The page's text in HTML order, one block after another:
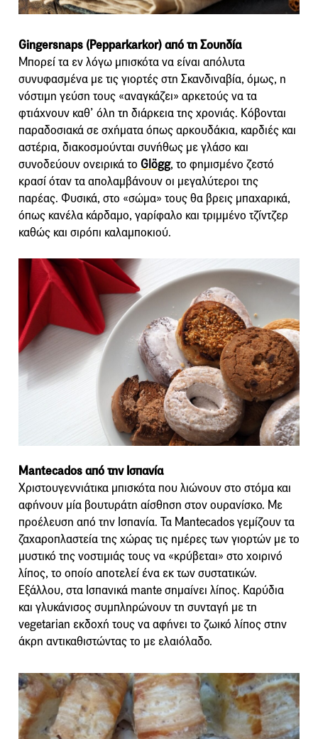
Gingersnaps (Pepparkarkor) από τη Σουηδία
Μπορεί τα εν λόγω μπισκότα να είναι απόλυτα
συνυφασμένα με τις γιορτές στη Σκανδιναβία, όμως, η
νόστιμη γεύση τους «αναγκάζει» αρκετούς να τα
φτιάχνουν καθ’ όλη τη διάρκεια της χρονιάς. Κόβονται
παραδοσιακά σε σχήματα όπως αρκουδάκια, καρδιές και
αστέρια, διακοσμούνται συνήθως με γλάσο και
συνοδεύουν ονειρικά το Glögg, το φημισμένο ζεστό
κρασί όταν τα απολαμβάνουν οι μεγαλύτεροι της
παρέας. Φυσικά, στο «σώμα» τους θα βρεις μπαχαρικά,
όπως κανέλα κάρδαμο, γαρίφαλο και τριμμένο τζίντζερ
καθώς και σιρόπι καλαμποκιού.
Mantecados από την Ισπανία
Χριστουγεννιάτικα μπισκότα που λιώνουν στο στόμα και
αφήνουν μία βουτυράτη αίσθηση στον ουρανίσκο. Με
προέλευση από την Ισπανία. Τα Mantecados γεμίζουν τα
ζαχαροπλαστεία της χώρας τις ημέρες των γιορτών με το
μυστικό της νοστιμιάς τους να «κρύβεται» στο χοιρινό
λίπος, το οποίο αποτελεί ένα εκ των συστατικών.
Εξάλλου, στα Ισπανικά mante σημαίνει λίπος. Καρύδια
και γλυκάνισος συμπληρώνουν τη συνταγή με τη
vegetarian εκδοχή τους να αφήνει το ζωικό λίπος στην
άκρη αντικαθιστώντας το με ελαιόλαδο.